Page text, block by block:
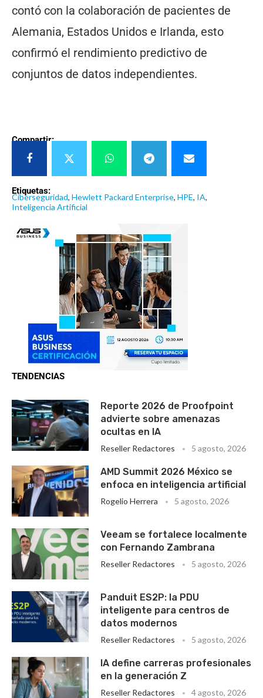
contó con la colaboración de pacientes de
Alemania, Estados Unidos e Irlanda, esto
confirmó el rendimiento predictivo de
conjuntos de datos independientes.
Compartir:
Etiquetas:
Ciberseguridad, Hewlett Packard Enterprise, HPE, IA,
Inteligencia Artificial
TENDENCIAS
Reporte 2026 de Proofpoint
advierte sobre amenazas
ocultas en IA
Reseller Redactores 5 agosto, 2026
AMD Summit 2026 México se
enfoca en inteligencia artificial
Rogelio Herrera 5 agosto, 2026
Veeam se fortalece localmente
con Fernando Zambrana
Reseller Redactores 5 agosto, 2026
Panduit ES2P: la PDU
inteligente para centros de
datos modernos
Reseller Redactores 5 agosto, 2026
IA define carreras profesionales
en la generación Z
Reseller Redactores 4 agosto, 2026